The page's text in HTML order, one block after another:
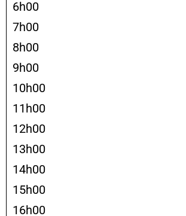
6h00
7h00
8h00
9h00
10h00
11h00
12h00
13h00
14h00
15h00
16h00